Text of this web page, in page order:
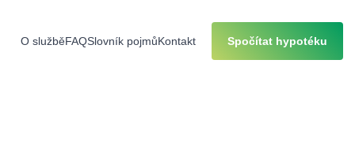
O služběFAQSlovník pojmůKontakt Spočítat hypotéku